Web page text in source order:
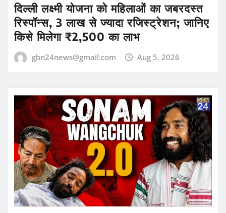
दिल्ली लक्ष्मी योजना को महिलाओं का जबरदस्त
रिस्पॉन्स, 3 लाख से ज्यादा रजिस्ट्रेशन; जानिए
किसे मिलेगा ₹2,500 का लाभ
gbn24news@gmail.com Aug 5, 2026